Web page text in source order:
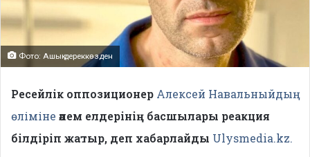
Фото: Ашық дереккөзден
Ресейлік оппозиционер Алексей Навальныйдың
өліміне әлем елдерінің басшылары реакция
білдіріп жатыр, деп хабарлайды Ulysmedia.kz.